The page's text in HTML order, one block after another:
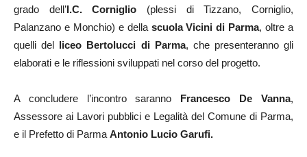
grado dell’I.C. Corniglio (plessi di Tizzano, Corniglio,
Palanzano e Monchio) e dellascuola Vicini di Parma, oltre a
quelli del liceo Bertolucci di Parma, che presenteranno gli
elaborati e le riflessioni sviluppati nel corso del progetto.
A concludere l’incontro saranno Francesco De Vanna,
Assessore ai Lavori pubblici e Legalità del Comune di Parma,
e il Prefetto di Parma Antonio Lucio Garufi.